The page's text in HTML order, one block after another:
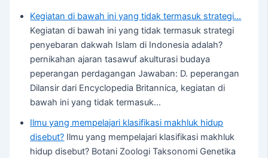
Kegiatan di bawah ini yang tidak termasuk strategi…
Kegiatan di bawah ini yang tidak termasuk strategi
penyebaran dakwah Islam di Indonesia adalah?
pernikahan ajaran tasawuf akulturasi budaya
peperangan perdagangan Jawaban: D. peperangan
Dilansir dari Encyclopedia Britannica, kegiatan di
bawah ini yang tidak termasuk…
Ilmu yang mempelajari klasifikasi makhluk hidup
disebut? Ilmu yang mempelajari klasifikasi makhluk
hidup disebut? Botani Zoologi Taksonomi Genetika